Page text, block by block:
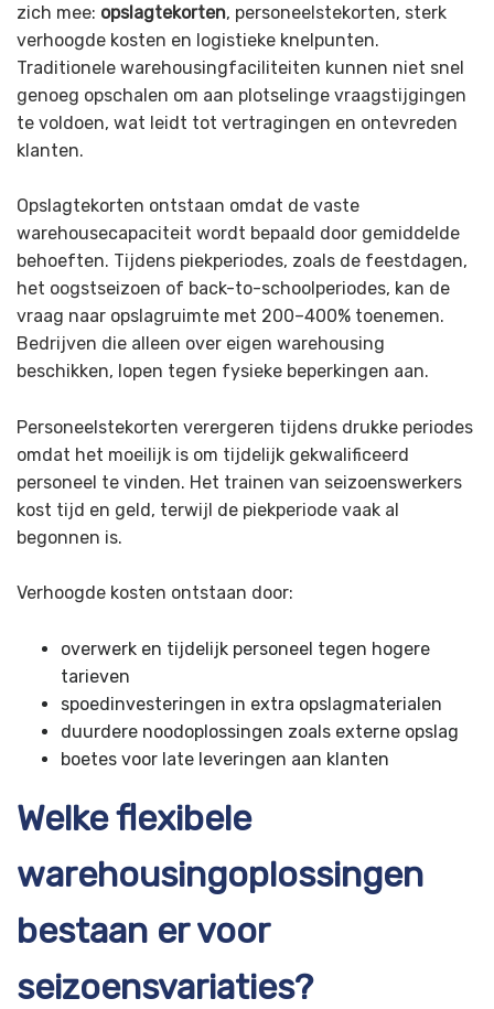
zich mee: opslagtekorten, personeelstekorten, sterk
verhoogde kosten en logistieke knelpunten.
Traditionele warehousingfaciliteiten kunnen niet snel
genoeg opschalen om aan plotselinge vraagstijgingen
te voldoen, wat leidt tot vertragingen en ontevreden
klanten.
Opslagtekorten ontstaan omdat de vaste
warehousecapaciteit wordt bepaald door gemiddelde
behoeften. Tijdens piekperiodes, zoals de feestdagen,
het oogstseizoen of back-to-schoolperiodes, kan de
vraag naar opslagruimte met 200–400% toenemen.
Bedrijven die alleen over eigen warehousing
beschikken, lopen tegen fysieke beperkingen aan.
Personeelstekorten verergeren tijdens drukke periodes
omdat het moeilijk is om tijdelijk gekwalificeerd
personeel te vinden. Het trainen van seizoenswerkers
kost tijd en geld, terwijl de piekperiode vaak al
begonnen is.
Verhoogde kosten ontstaan door:
overwerk en tijdelijk personeel tegen hogere
tarieven
spoedinvesteringen in extra opslagmaterialen
duurdere noodoplossingen zoals externe opslag
boetes voor late leveringen aan klanten
Welke flexibele
warehousingoplossingen
bestaan er voor
seizoensvariaties?